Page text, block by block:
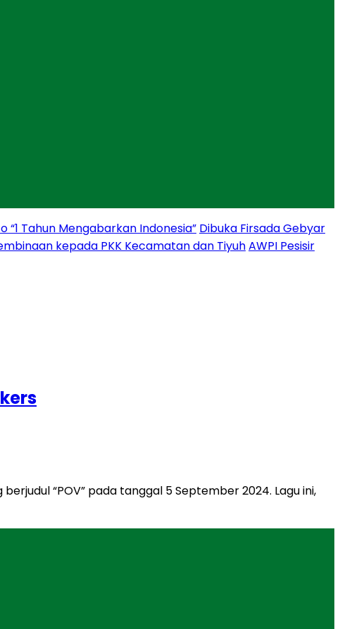
“1 Tahun Mengabarkan Indonesia” Dibuka Firsada Gebyar
kepada PKK Kecamatan dan TiyuhAWPI Pesisir
“POV” pada tanggal 5 September 2024. Lagu ini,